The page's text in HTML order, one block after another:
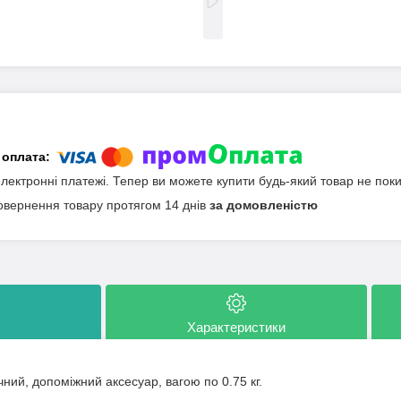
платежі. Тепер ви можете купити будь-який товар не
товару протягом 14 днів за домовленістю
Характеристики
допоміжний аксесуар, вагою по 0.75 кг.